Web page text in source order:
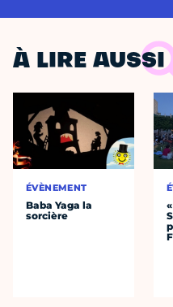
À LIRE AUSSI
ÉVÈNEMENT
Baba Yaga la
sorcière